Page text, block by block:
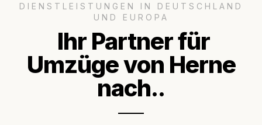
DIENSTLEISTUNGEN IN DEUTSCHLAND
UND EUROPA
Ihr Partner für
Umzüge von Herne
nach..